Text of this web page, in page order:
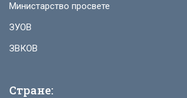
Министарство просвете
ЗУОВ
ЗВКОВ
Стране: